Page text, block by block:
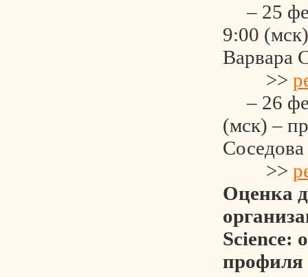
– 25
9:00
Варвара
>>
– 26
(мск) –
Соседова
>>
Оценка
Science:
профиля